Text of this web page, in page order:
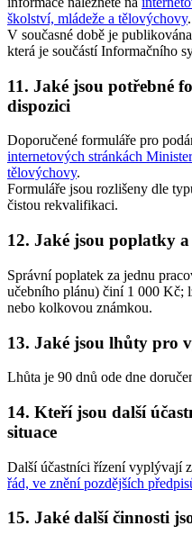
školství, mládeže a tělovýchovy.
V současné době je publikována
která je součástí Informačního
11. Jaké jsou potřebné
dispozici
Doporučené formuláře pro
internetových stránkách
tělovýchovy.
Formuláře jsou rozlišeny dle
čistou rekvalifikaci.
12. Jaké jsou poplatky
Správní poplatek za jednu
učebního plánu) činí 1 000 Kč;
nebo kolkovou známkou.
13. Jaké jsou lhůty pro
Lhůta je 90 dnů ode dne
14. Kteří jsou další
situace
Další účastníci řízení vyplývají
řád, ve znění pozdějších
15. Jaké další činnosti